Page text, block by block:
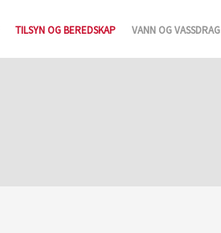
TILSYN OG BEREDSKAP VANN OG VASSDRAG